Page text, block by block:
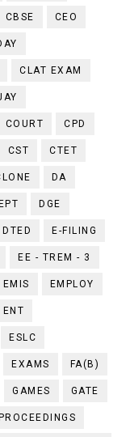
CBSE CEO
CLAT EXAM
COURT CPD
CST CTET
DA
DGE
DTED E-FILING
EE - TREM - 3
EMIS EMPLOY
ENT
ESLC
EXAMS FA(B)
GAMES GATE